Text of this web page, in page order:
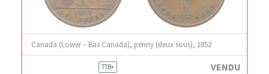
Canada (Lower – Bas Canada), penny (deux sous), 1852
TTB+ VENDU